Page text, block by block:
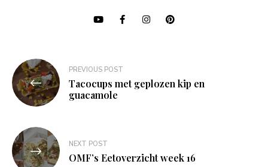
Bericht
navigatie
PREVIOUS POST
Tacocups met geplozen kip en
guacamole
NEXT POST
OMF’s Eetoverzicht week 16